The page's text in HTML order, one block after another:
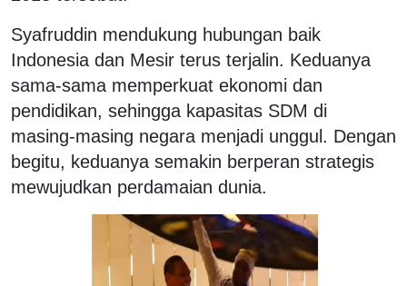
Syafruddin mendukung hubungan baik
Indonesia dan Mesir terus terjalin. Keduanya
sama-sama memperkuat ekonomi dan
pendidikan, sehingga kapasitas SDM di
masing-masing negara menjadi unggul. Dengan
begitu, keduanya semakin berperan strategis
mewujudkan perdamaian dunia.